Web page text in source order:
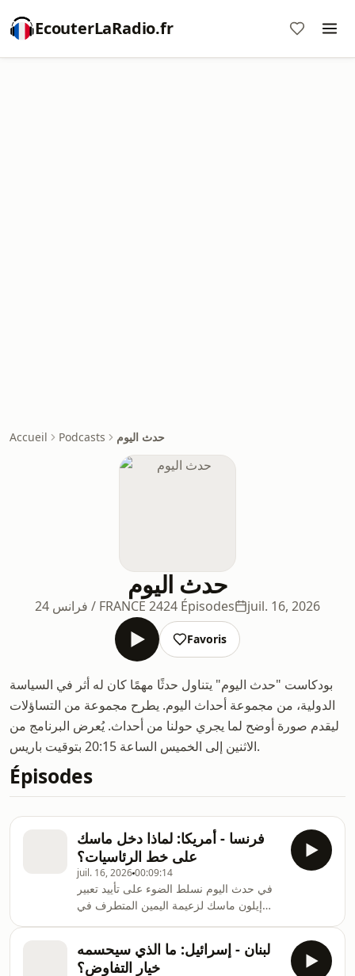
EcouterLaRadio.fr
Accueil Podcasts حدث اليوم
حدث اليوم
فرانس 24 / FRANCE 2424 Épisodes juil. 16, 2026
Favoris
بودكاست "حدث اليوم" يتناول حدثًا مهمًا كان له أثر في السياسة
الدولية، من مجموعة أحداث اليوم. يطرح مجموعة من التساؤلات
ليقدم صورة أوضح لما يجري حولنا من أحداث. يُعرض البرنامج من
الاثنين إلى الخميس الساعة 20:15 بتوقيت باريس.
Épisodes
فرنسا - أمريكا: لماذا دخل ماسك
على خط الرئاسيات؟
juil. 16, 202600:09:14
في حدث اليوم نسلط الضوء على تأييد تعبير
إيلون ماسك لزعيمة اليمين المتطرف في
اليوم: حسن منيمنة، أستاذ في معهد الشرق
لبنان - إسرائيل: ما الذي سيحسمه
خيار التفاوض؟